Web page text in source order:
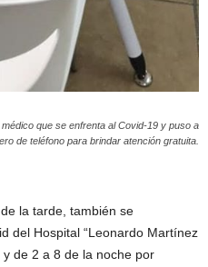
que se enfrenta al Covid-19 y puso a
de teléfono para brindar atención gratuita.
la tarde, también se
del Hospital “Leonardo Martínez
de 2 a 8 de la noche por